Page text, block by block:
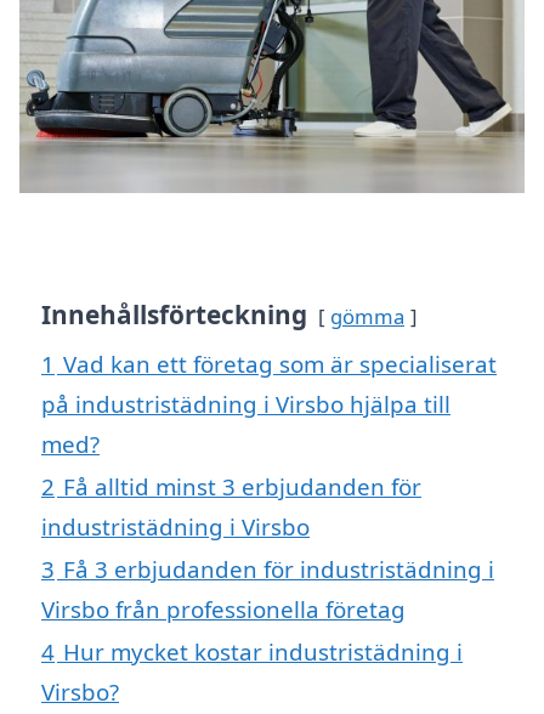
Innehållsförteckning gömma
1 Vad kan ett företag som är specialiserat
på industristädning i Virsbo hjälpa till
med?
2 Få alltid minst 3 erbjudanden för
industristädning i Virsbo
3 Få 3 erbjudanden för industristädning i
Virsbo från professionella företag
4 Hur mycket kostar industristädning i
Virsbo?